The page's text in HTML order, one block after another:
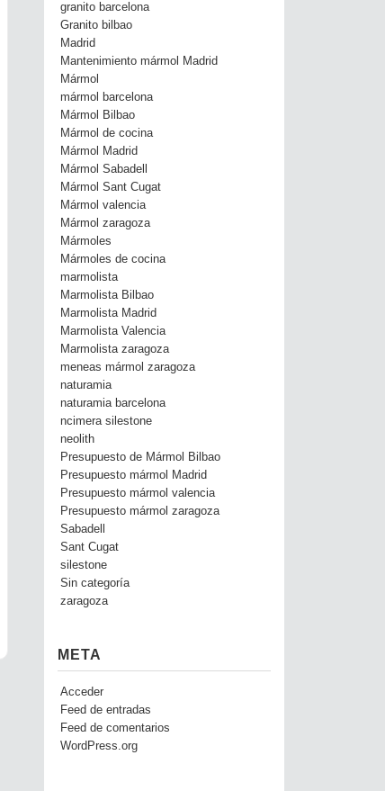
granito barcelona
Granito bilbao
Madrid
Mantenimiento mármol Madrid
Mármol
mármol barcelona
Mármol Bilbao
Mármol de cocina
Mármol Madrid
Mármol Sabadell
Mármol Sant Cugat
Mármol valencia
Mármol zaragoza
Mármoles
Mármoles de cocina
marmolista
Marmolista Bilbao
Marmolista Madrid
Marmolista Valencia
Marmolista zaragoza
meneas mármol zaragoza
naturamia
naturamia barcelona
ncimera silestone
neolith
Presupuesto de Mármol Bilbao
Presupuesto mármol Madrid
Presupuesto mármol valencia
Presupuesto mármol zaragoza
Sabadell
Sant Cugat
silestone
Sin categoría
zaragoza
META
Acceder
Feed de entradas
Feed de comentarios
WordPress.org